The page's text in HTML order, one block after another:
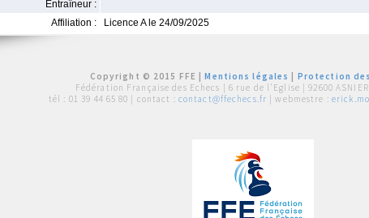
Entraîneur :
Affiliation :
Licence A le 24/09/2025
Copyright © 2015 FFE |Mentions légales
Protection
Fédération Française des Echecs | 6 rue de l'Eglise | 92600
tél : 01 39 44 65 80 | contact : contact@ffechecs.fr | webmestre :